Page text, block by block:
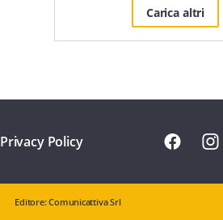
Carica altri
Privacy Policy
Editore: Comunicattiva Srl